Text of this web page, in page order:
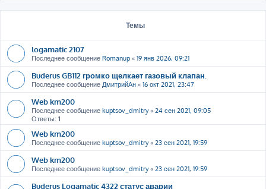
Темы
logamatic 2107
Последнее сообщение Romanup « 19 янв 2026, 09:21
Buderus GB112 громко щелкает газовый клапан.
Последнее сообщение ДмитрийАн « 16 окт 2021, 23:47
Web km200
Последнее сообщение kuptsov_dmitry« 24 сен 2021, 09:05
Ответы: 1
Web km200
Последнее сообщение kuptsov_dmitry« 23 сен 2021, 19:59
Web km200
Последнее сообщение kuptsov_dmitry« 23 сен 2021, 19:59
Buderus Logamatic 4322 статус аварии